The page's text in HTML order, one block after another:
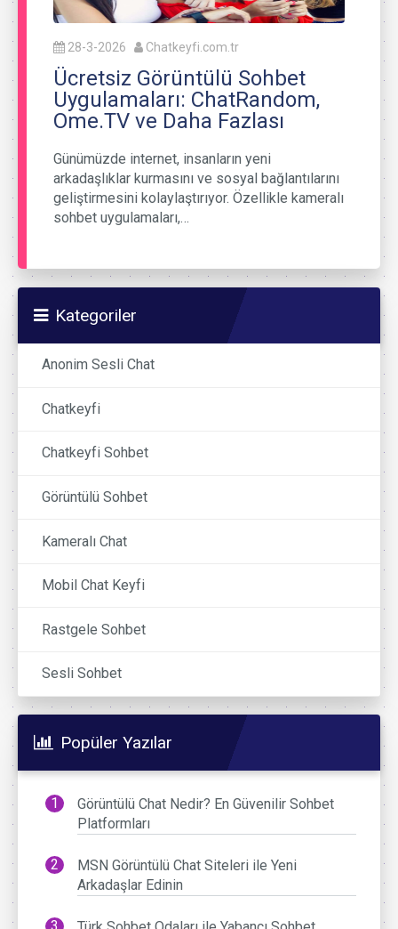
28-3-2026 Chatkeyfi.com.tr
Ücretsiz Görüntülü Sohbet
Uygulamaları: ChatRandom,
Ome.TV ve Daha Fazlası
Günümüzde internet, insanların yeni
arkadaşlıklar kurmasını ve sosyal bağlantılarını
geliştirmesini kolaylaştırıyor. Özellikle kameralı
sohbet uygulamaları,…
Kategoriler
Anonim Sesli Chat
Chatkeyfi
Chatkeyfi Sohbet
Görüntülü Sohbet
Kameralı Chat
Mobil Chat Keyfi
Rastgele Sohbet
Sesli Sohbet
Popüler Yazılar
Görüntülü Chat Nedir? En Güvenilir Sohbet
Platformları
MSN Görüntülü Chat Siteleri ile Yeni
Arkadaşlar Edinin